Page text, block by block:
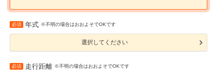
必須 年式 ※不明の場合はおおよそでOKです
選択してください
必須 走行距離 ※不明の場合はおおよそでOKです